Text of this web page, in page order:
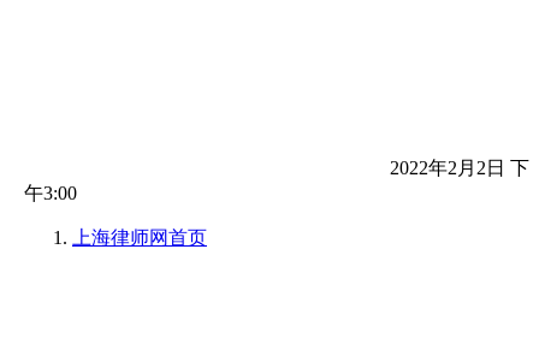
2022年2月2日 下
午3:00
上海律师网首页